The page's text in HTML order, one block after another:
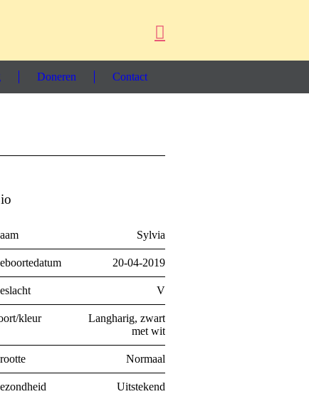
Doneren Contact
Sylvia
20-04-2019
V
kleur
Langharig, zwart
met wit
Normaal
Uitstekend